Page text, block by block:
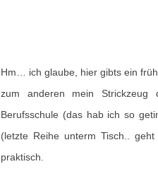
Hm… ich glaube, hier gibts ein
zum anderen mein Strickzeug
Berufsschule (das hab ich so
(letzte Reihe unterm Tisch..
praktisch.